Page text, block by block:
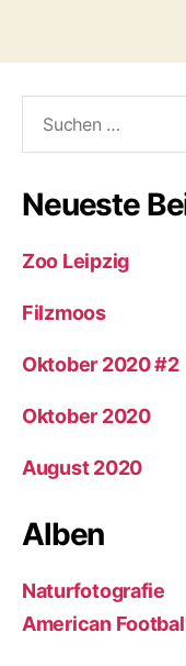
nach:
Neueste
Zoo Leipzig
Filzmoos
Oktober 2020 #2
Oktober 2020
August 2020
Alben
Naturfotografie
American